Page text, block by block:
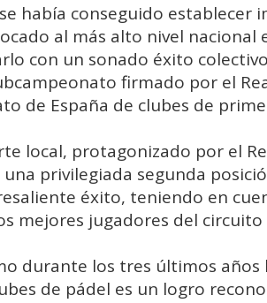
había conseguido establecer
al más alto nivel nacional
con un sonado éxito
firmado por el
de España de clubes de
local, protagonizado por el
privilegiada segunda
éxito, teniendo en
mejores jugadores del circuito
durante los tres últimos años
de pádel es un logro